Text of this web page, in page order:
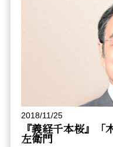
2018/11/25
『義経千本桜』
左衛門